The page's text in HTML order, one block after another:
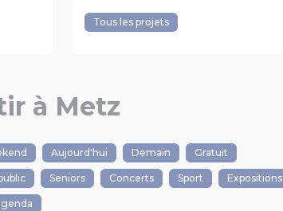
Tous les projets
à Metz
Aujourd'hui Demain Gratuit
Seniors Concerts Sport Expositions